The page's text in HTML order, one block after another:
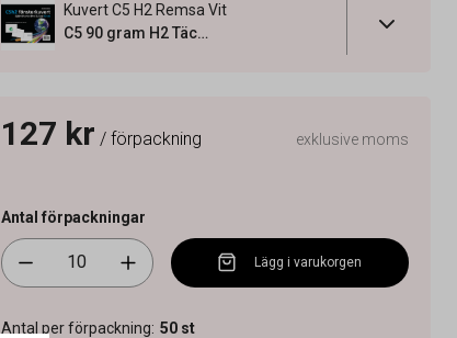
Kuvert C5 H2 Remsa Vit
C5 90 gram H2 Täckremsa
127 kr / förpackning exklusive moms
Antal förpackningar
Lägg i varukorgen
Antal per förpackning: 50 st